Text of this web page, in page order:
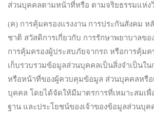
ส่วนบุคคลตามหน้าที่หรือ ตามจริยธรรมแห่ง
(ค) การคุ้มครองแรงงาน การประกันสังคม
ชาติ สวัสดิการเกี่ยวกับ การรักษาพยาบาลข
การคุ้มครองผู้ประสบภัยจากรถ หรือการคุ้มค
เก็บรวบรวมข้อมูลส่วนบุคคลเป็นสิ่งจำเป็นใ
หรือหน้าที่ของผู้ควบคุมข้อมูล ส่วนบุคคลหรือ
บุคคล โดยได้จัดให้มีมาตรการที่เหมาะสมเ
ฐาน และประโยชน์ของเจ้าของข้อมูลส่วนบุค